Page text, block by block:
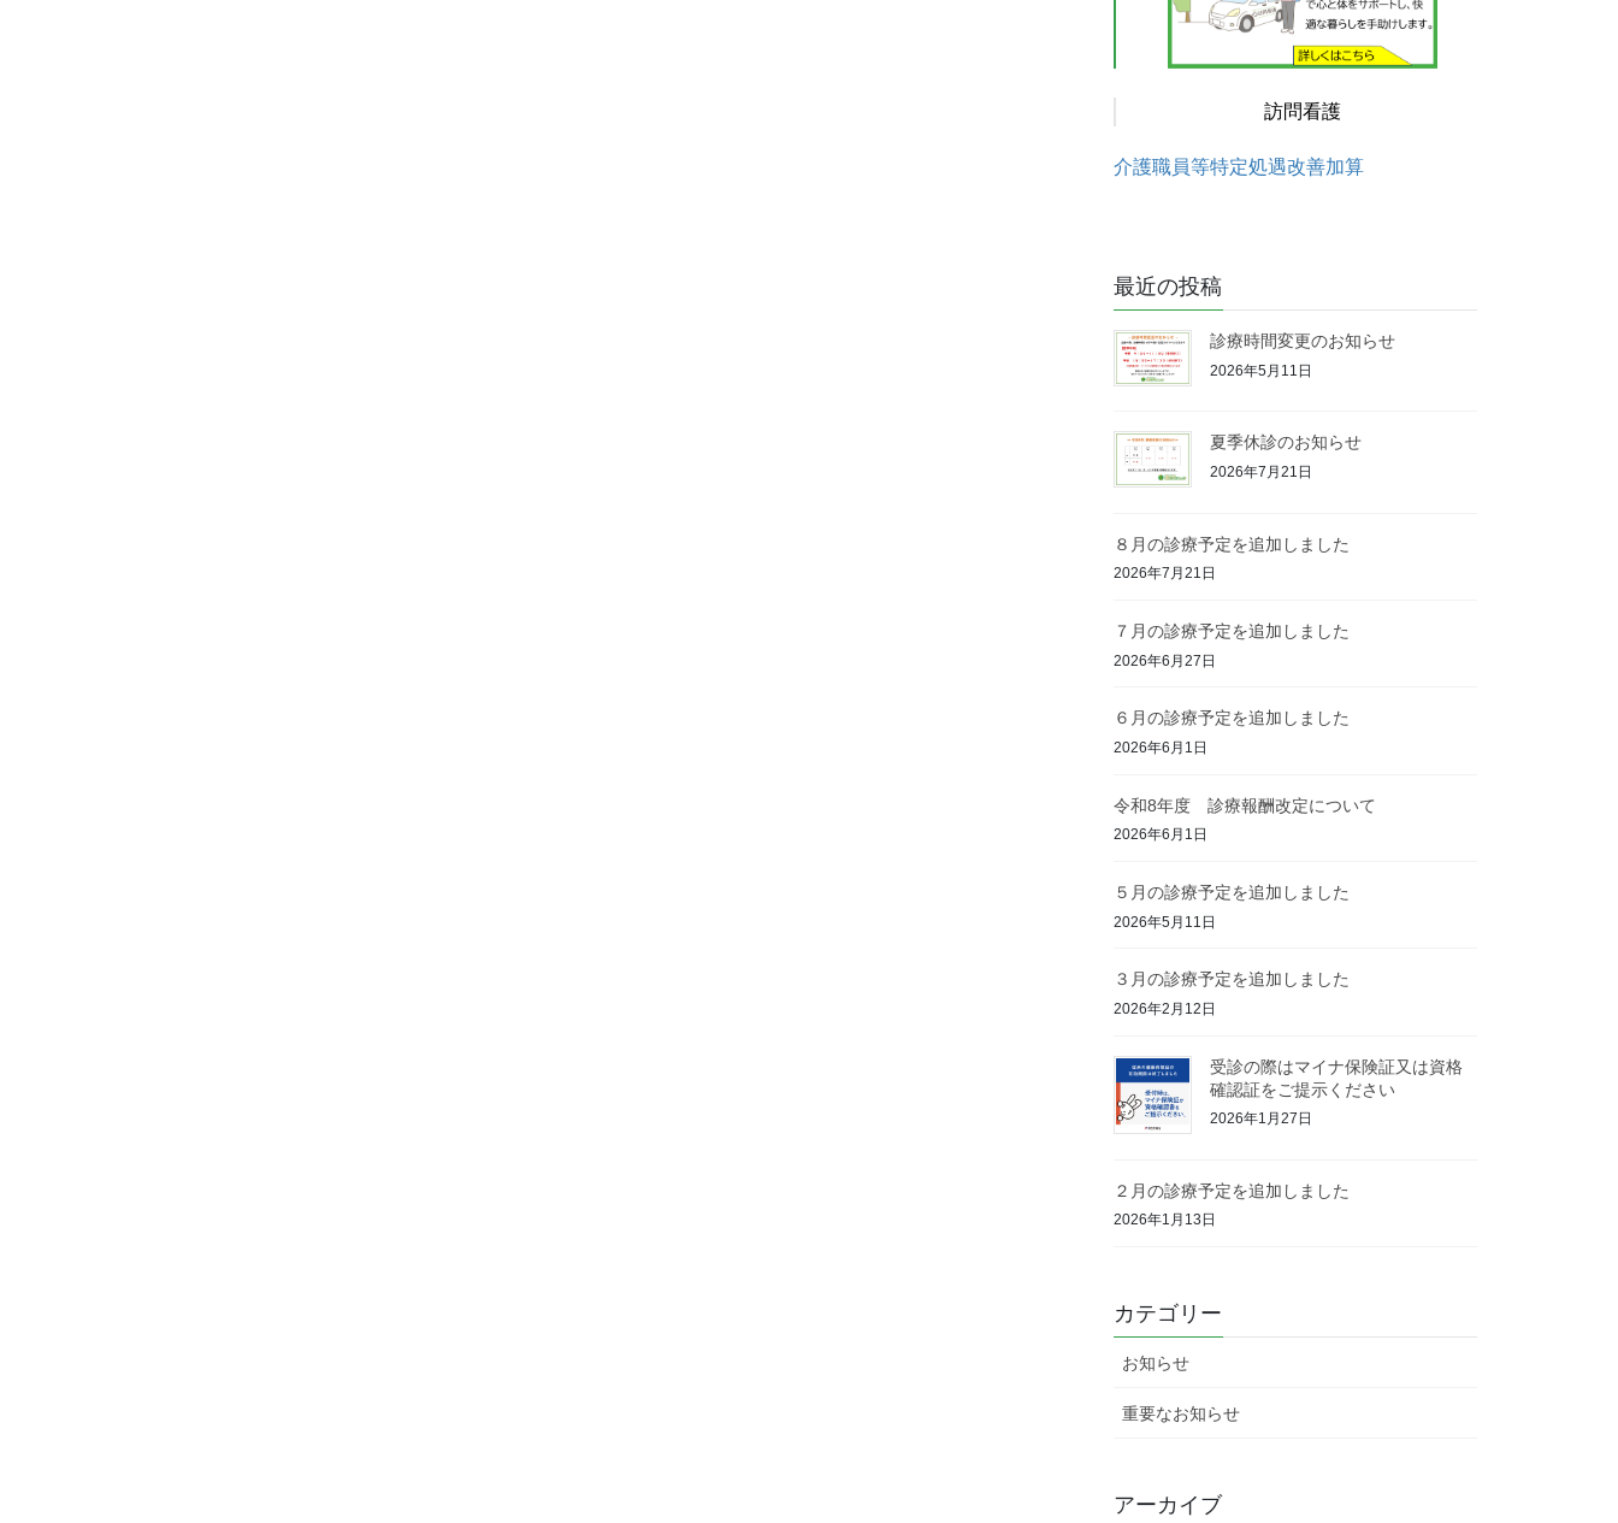
訪問看護
介護職員等特定処遇改善加算
最近の投稿
診療時間変更のお知らせ
2026年5月11日
夏季休診のお知らせ
2026年7月21日
８月の診療予定を追加しました
2026年7月21日
７月の診療予定を追加しました
2026年6月27日
６月の診療予定を追加しました
2026年6月1日
令和8年度 診療報酬改定について
2026年6月1日
５月の診療予定を追加しました
2026年5月11日
３月の診療予定を追加しました
2026年2月12日
受診の際はマイナ保険証又は資格
確認証をご提示ください
2026年1月27日
２月の診療予定を追加しました
2026年1月13日
カテゴリー
お知らせ
重要なお知らせ
アーカイブ